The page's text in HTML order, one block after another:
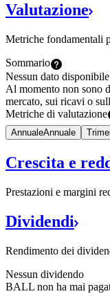
Valutazione
Metriche fondamentali
Sommario
Nessun dato disponibile
Al momento non sono
mercato, sui ricavi o
Metriche di valutazione
AnnualeAnnuale
Crescita e
Prestazioni e margini
Dividendi
Rendimento dei
Nessun dividendo
BALL non ha mai